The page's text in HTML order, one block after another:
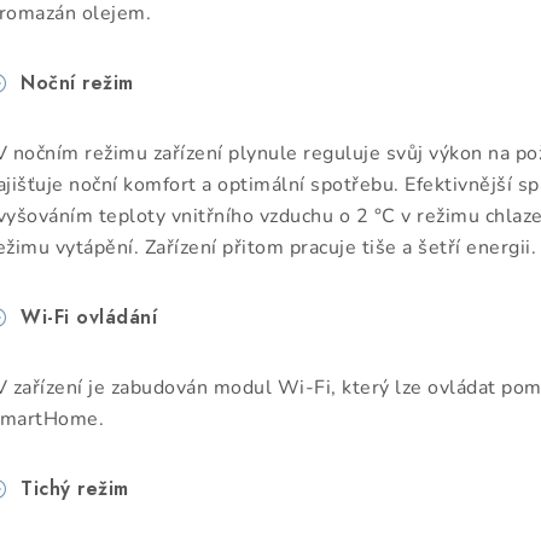
olejem.
Noční režim
nočním režimu zařízení plynule reguluje svůj výkon na
noční komfort a optimální spotřebu. Efektivnější
teploty vnitřního vzduchu o 2 °C v režimu
vytápění. Zařízení přitom pracuje tiše a šetří energii.
Wi-Fi ovládání
zařízení je zabudován modul Wi-Fi, který lze ovládat
Tichý režim